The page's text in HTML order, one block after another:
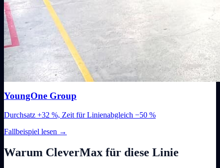
YoungOne Group
Durchsatz +32 %, Zeit für Linienabgleich −50 %
Fallbeispiel lesen →
Warum CleverMax für diese Linie